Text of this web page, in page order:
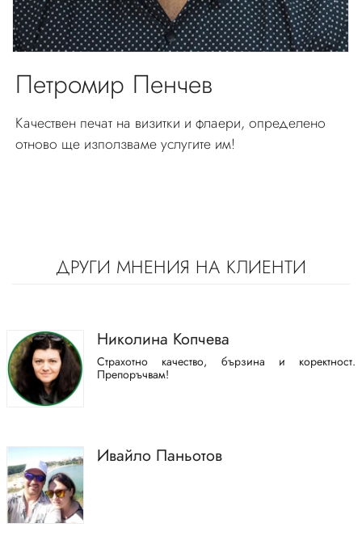
Петромир Пенчев
Качествен печат на визитки и флаери, определено
отново ще използваме услугите им!
ДРУГИ МНЕНИЯ НА КЛИЕНТИ
Николина Копчева
Страхотно качество, бързина и коректност.
Препоръчвам!
Ивайло Паньотов